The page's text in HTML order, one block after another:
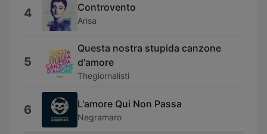
4 Controvento
Arisa
5
Questa nostra stupida canzone
d'amore
Thegiornalisti
6 L'amore Qui Non Passa
Negramaro